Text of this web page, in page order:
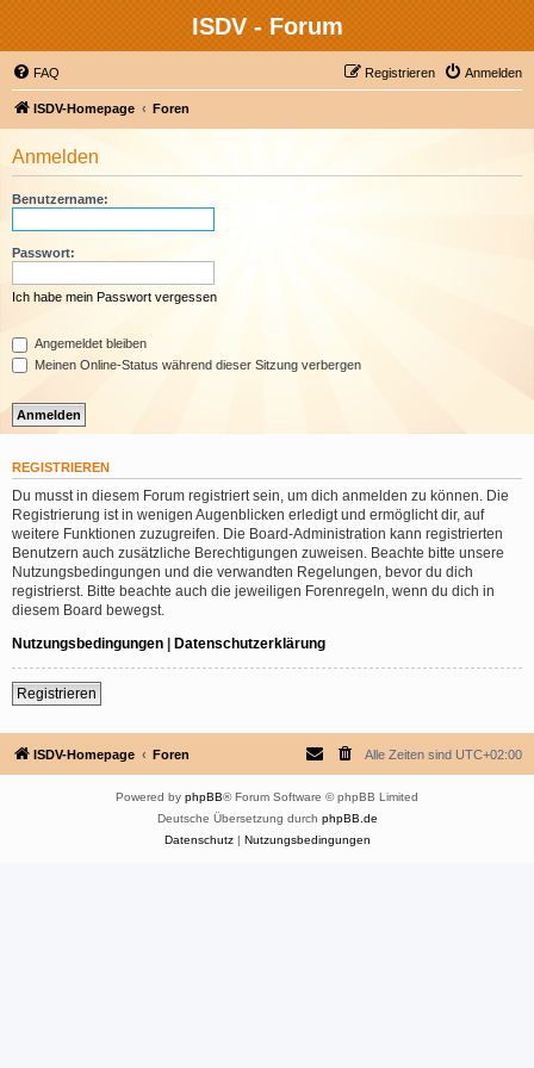
ISDV - Forum
FAQ Anmelden
Registrieren
ISDV-Homepage Foren
Anmelden
Benutzername:
Passwort:
Ich habe mein Passwort vergessen
Angemeldet bleiben
Meinen Online-Status während dieser Sitzung verbergen
REGISTRIEREN
Du musst in diesem Forum registriert sein, um dich anmelden zu können. Die
Registrierung ist in wenigen Augenblicken erledigt und ermöglicht dir, auf
weitere Funktionen zuzugreifen. Die Board-Administration kann registrierten
Benutzern auch zusätzliche Berechtigungen zuweisen. Beachte bitte unsere
Nutzungsbedingungen und die verwandten Regelungen, bevor du dich
registrierst. Bitte beachte auch die jeweiligen Forenregeln, wenn du dich in
diesem Board bewegst.
Nutzungsbedingungen | Datenschutzerklärung
Registrieren
ISDV-Homepage Foren Alle Zeiten sind UTC+02:00
Powered by phpBB® Forum Software © phpBB Limited
Deutsche Übersetzung durch phpBB.de
Datenschutz| Nutzungsbedingungen